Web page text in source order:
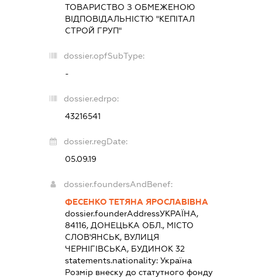
ТОВАРИСТВО З ОБМЕЖЕНОЮ
ВІДПОВІДАЛЬНІСТЮ "КЕПІТАЛ
СТРОЙ ГРУП"
dossier.opfSubType:
-
dossier.edrpo:
43216541
dossier.regDate:
05.09.19
dossier.foundersAndBenef:
ФЕСЕНКО ТЕТЯНА ЯРОСЛАВІВНА
dossier.founderAddressУКРАЇНА,
84116, ДОНЕЦЬКА ОБЛ., МІСТО
СЛОВ'ЯНСЬК, ВУЛИЦЯ
ЧЕРНІГІВСЬКА, БУДИНОК 32
statements.nationality:Україна
Розмір внеску до статутного фонду